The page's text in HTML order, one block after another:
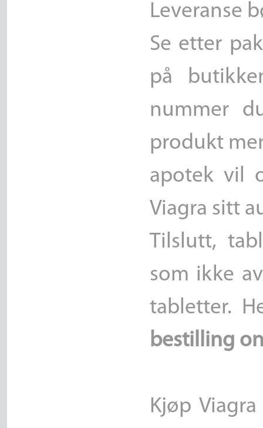
Leveranse
Se etter
på
nummer
produkt
apotek vil
Viagra sitt
Tilslutt,
som ikke
tabletter.
bestilling
Kjøp